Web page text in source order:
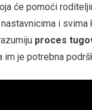
će pomoći
i svima
proces
im je potrebna